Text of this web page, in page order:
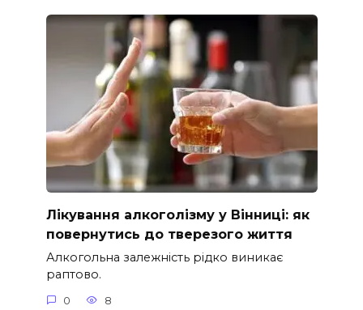
Лікування алкоголізму у Вінниці: як
повернутись до тверезого життя
Алкогольна залежність рідко виникає
раптово.
0 8